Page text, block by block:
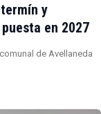
y
en 2027
de Avellaneda